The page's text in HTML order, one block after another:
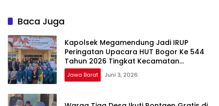
Baca Juga
Kapolsek Megamendung Jadi IRUP
Peringatan Upacara HUT Bogor Ke 544
Tahun 2026 Tingkat Kecamatan
Megamendung, Kabupaten Bogor
Jawa Barat Juni 3, 2026